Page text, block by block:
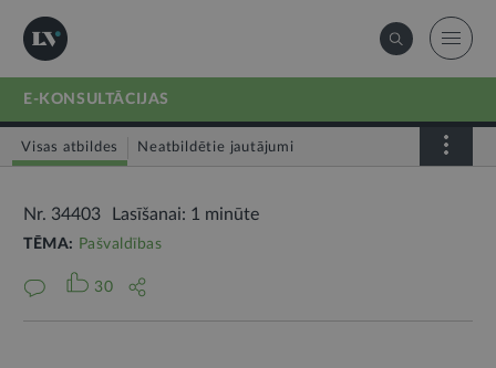
E-KONSULTĀCIJAS
Visas atbildes Neatbildētie jautājumi
Nr. 34403 Lasīšanai: 1 minūte
TĒMA: Pašvaldības
30